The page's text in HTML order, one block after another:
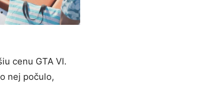
cenu GTA VI.
nej počulo,